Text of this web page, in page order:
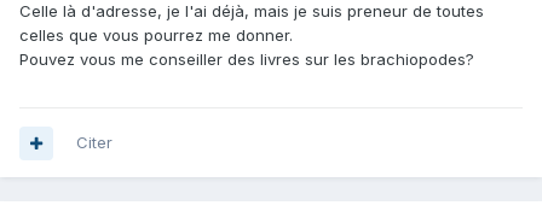
Celle là d'adresse, je l'ai déjà, mais je suis preneur de toutes
celles que vous pourrez me donner.
Pouvez vous me conseiller des livres sur les brachiopodes?
Citer